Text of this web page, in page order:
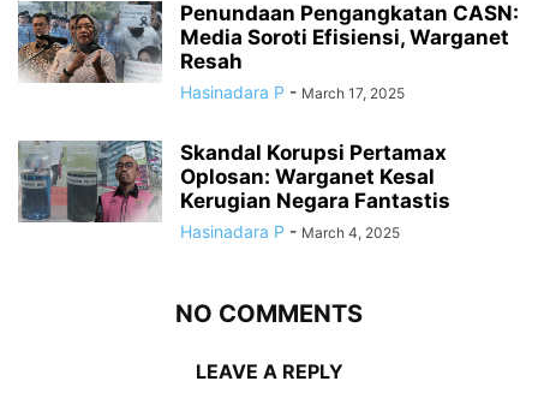
Penundaan Pengangkatan CASN:
Media Soroti Efisiensi, Warganet
Resah
Hasinadara P - March 17, 2025
Skandal Korupsi Pertamax
Oplosan: Warganet Kesal
Kerugian Negara Fantastis
Hasinadara P - March 4, 2025
NO COMMENTS
LEAVE A REPLY